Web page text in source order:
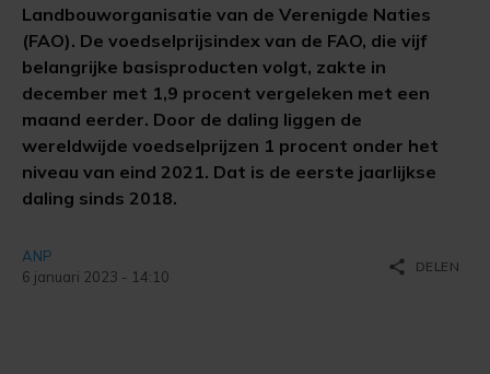
Landbouworganisatie van de Verenigde Naties
(FAO). De voedselprijsindex van de FAO, die vijf
belangrijke basisproducten volgt, zakte in
december met 1,9 procent vergeleken met een
maand eerder. Door de daling liggen de
wereldwijde voedselprijzen 1 procent onder het
niveau van eind 2021. Dat is de eerste jaarlijkse
daling sinds 2018.
ANP
6 januari 2023 - 14:10
share DELEN